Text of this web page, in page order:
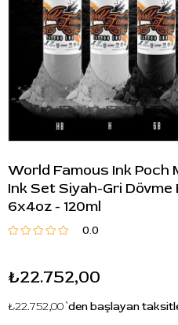
World Famous Ink Poch
Ink Set Siyah-Gri Dövme
6x4oz - 120ml
0.0
₺22.752,00
₺22.752,00`den başlayan